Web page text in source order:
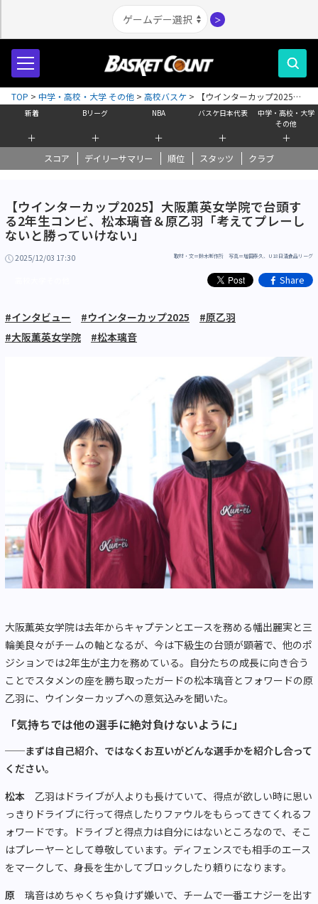
＞
新着
＋
Bリーグ
＋
NBA
＋
バスケ日本代表
＋
中学・高校・大学
その他
＋
スコア デイリーサマリー 順位 スタッツ クラブ
TOP > 中学・高校・大学 その他 > 高校バスケ >
【ウインターカップ2025】
大阪薫英女学院で台頭する2年生コンビ、松本璃音＆原乙羽「考えてプレーし
ないと勝っていけない」
【ウインターカップ2025】大阪薫英女学院で台頭す
る2年生コンビ、松本璃音＆原乙羽「考えてプレーし
ないと勝っていけない」
2025/12/03 17:30 取材・文＝鈴木制作所 写真＝増田泰久、U18日清食品リーグ
Share
#インタビュー #ウインターカップ2025
#原乙羽
#大阪薫英女学院
#松本璃音
大阪薫英女学院は去年からキャプテンとエースを務める幡出麗実と三
輪美良々がチームの軸となるが、今は下級生の台頭が顕著で、他のポ
ジションでは2年生が主力を務めている。自分たちの成長に向き合う
ことでスタメンの座を勝ち取ったガードの松本璃音とフォワードの原
乙羽に、ウインターカップへの意気込みを聞いた。
「気持ちでは他の選手に絶対負けないように」
──まずは自己紹介、ではなくお互いがどんな選手かを紹介し合って
ください。
松本 乙羽はドライブが人よりも長けていて、得点が欲しい時に思い
っきりドライブに行って得点したりファウルをもらってきてくれるフ
ォワードです。ドライブと得点力は自分にはないところなので、そこ
はプレーヤーとして尊敬しています。ディフェンスでも相手のエース
をマークして、身長を生かしてブロックしたり頼りになります。
原 璃音はめちゃくちゃ負けず嫌いで、チームで一番エナジーを出す